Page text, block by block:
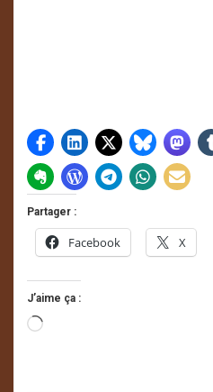
Partager :
Facebook X
J’aime ça :
Chargement…